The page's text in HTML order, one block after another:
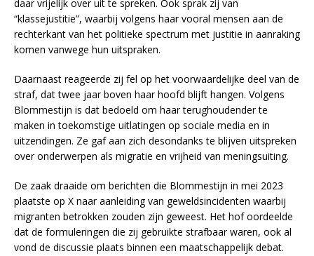
daar vrijelijk over uit te spreken. Ook sprak zij van
“klassejustitie”, waarbij volgens haar vooral mensen aan de
rechterkant van het politieke spectrum met justitie in aanraking
komen vanwege hun uitspraken.
Daarnaast reageerde zij fel op het voorwaardelijke deel van de
straf, dat twee jaar boven haar hoofd blijft hangen. Volgens
Blommestijn is dat bedoeld om haar terughoudender te
maken in toekomstige uitlatingen op sociale media en in
uitzendingen. Ze gaf aan zich desondanks te blijven uitspreken
over onderwerpen als migratie en vrijheid van meningsuiting.
De zaak draaide om berichten die Blommestijn in mei 2023
plaatste op X naar aanleiding van geweldsincidenten waarbij
migranten betrokken zouden zijn geweest. Het hof oordeelde
dat de formuleringen die zij gebruikte strafbaar waren, ook al
vond de discussie plaats binnen een maatschappelijk debat.